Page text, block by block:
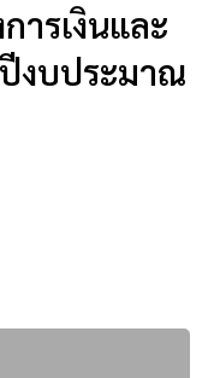
ารเงินและ
งบประมาณ